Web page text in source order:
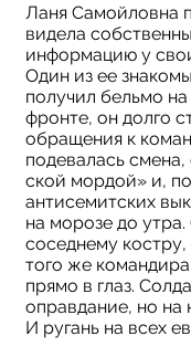
Ланя Самойловна
видела
информацию у
Один из ее
получил бельмо на
фронте, он долго
обращения к
подевалась
ской мордой» и,
антисемитских
на морозе до
соседнему
того же
прямо в глаз.
оправдание, но на
И ругань на всех